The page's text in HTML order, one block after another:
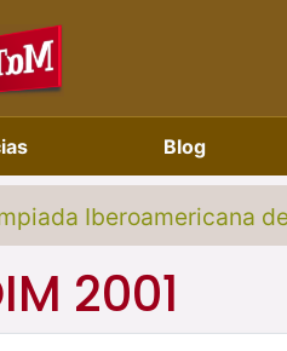
Blog
Iberoamericana
2001